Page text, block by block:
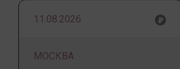
11.08.2026
МОСКВА